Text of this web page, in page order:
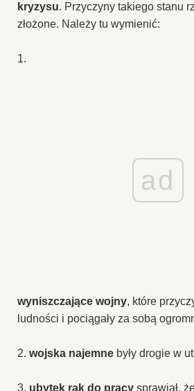
kryzysu. Przyczyny takiego stanu
złożone. Należy tu wymienić:
1.
ad
wyniszczające wojny, które
ludności i pociągały za sobą
2. wojska najemne były drogie w
3. ubytek rąk do pracy sprawiał,